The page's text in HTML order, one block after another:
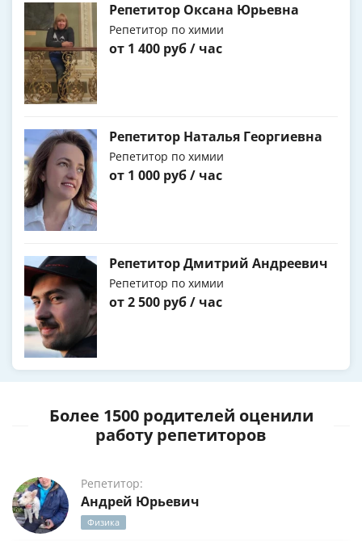
Репетитор Оксана Юрьевна
Репетитор по химии
от 1 400 руб / час
Репетитор Наталья Георгиевна
Репетитор по химии
от 1 000 руб / час
Репетитор Дмитрий Андреевич
Репетитор по химии
от 2 500 руб / час
Более 1500 родителей оценили
работу репетиторов
Репетитор:
Андрей Юрьевич
Физика